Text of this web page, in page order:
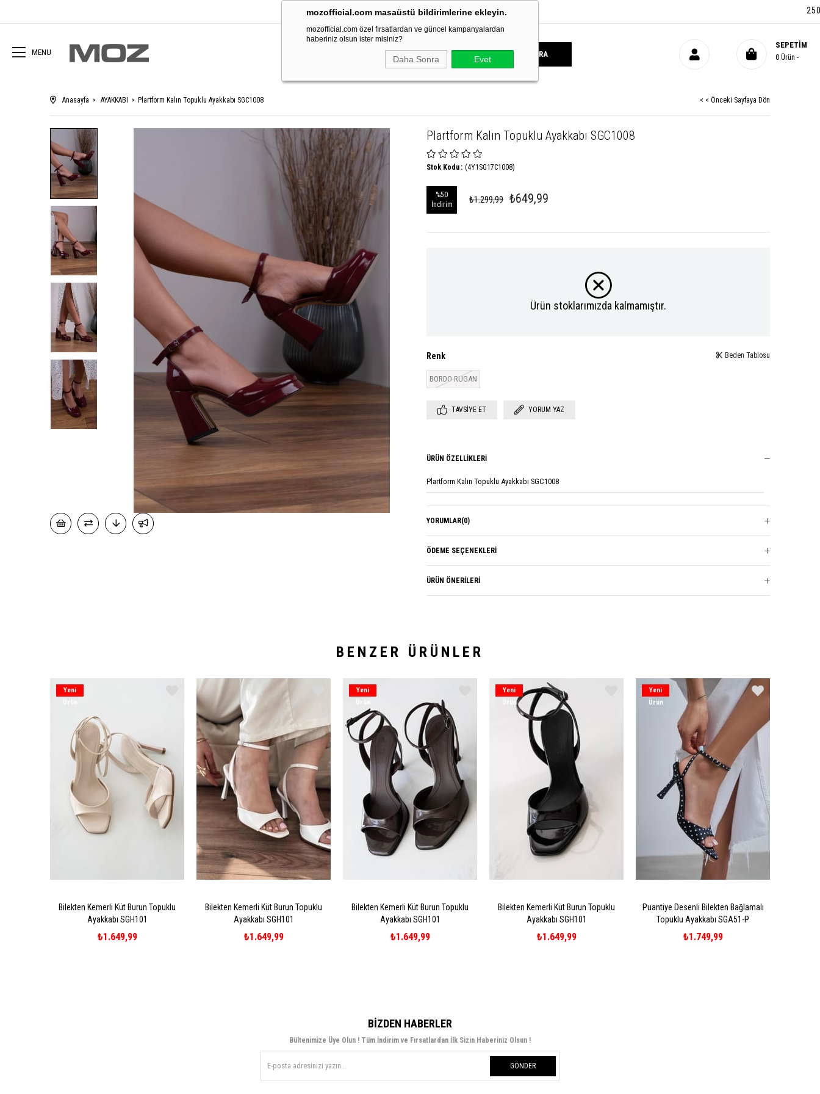
mozofficial.com masaüstü bildirimlerine ekleyin.
mozofficial.com özel fırsatlardan ve güncel kampanyalardan
haberiniz olsun ister misiniz?
Daha Sonra Evet
2500 TL
MENU
SEPETIM
0 Ürün
Anasayfa AYAKKABI Plartform Kalın Topuklu Ayakkabı SGC1008 < < Önceki Sayfaya Dön
Plartform Kalın Topuklu Ayakkabı SGC1008
(4Y1SG17C1008)
Stok Kodu
%50
İndirim
₺1.299,99 ₺649,99
Ürün stoklarımızda kalmamıştır.
Renk
BORDO RUGAN
Beden Tablosu
TAVSIYE ET YORUM YAZ
ÜRÜN ÖZELLIKLERI
Plartform Kalın Topuklu Ayakkabı SGC1008
YORUMLAR(0)
ÖDEME SEÇENEKLERI
ÜRÜN ÖNERILERI
BENZER ÜRÜNLER
Bilekten Kemerli Küt Burun Topuklu
Ayakkabı SGH101
₺1.649,99
Yeni
Bilekten Kemerli Küt Burun Topuklu
Ayakkabı SGH101
₺1.649,99
Bilekten Kemerli Küt Burun Topuklu
Ayakkabı SGH101
₺1.649,99
Yeni
Ürün
Bilekten Kemerli Küt Burun Topuklu
Ayakkabı SGH101
₺1.649,99
Yeni
Ürün
Puantiye Desenli Bilekten Bağlamalı
Topuklu Ayakkabı SGA51-P
₺1.749,99
Yeni
Ürün
BIZDEN HABERLER
Bültenimize Üye Olun ! Tüm İndirim ve Fırsatlardan İlk Sizin Haberiniz Olsun !
GÖNDER